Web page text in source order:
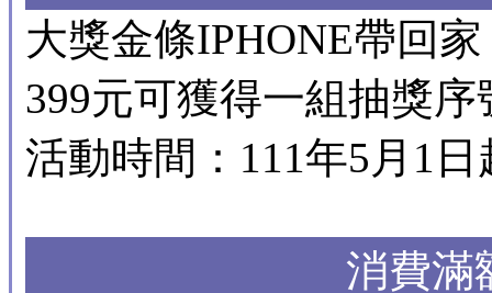
大獎金條IPHONE帶回
399元可獲得一組抽獎序
活動時間：111年5月1
消費滿